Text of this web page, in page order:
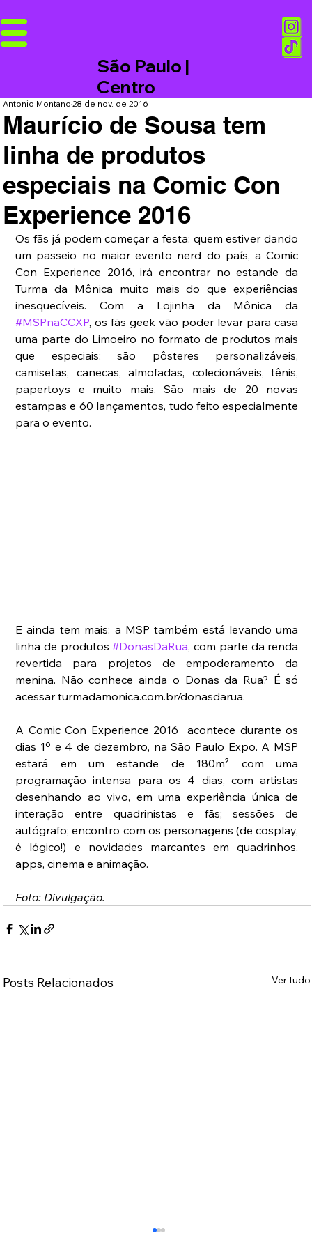
São Paulo |
Centro
Maurício de Sousa tem
linha de produtos
especiais na Comic Con
Experience 2016
Antonio Montano28 de nov. de 2016
Os fãs já podem começar a festa: quem estiver dando
um passeio no maior evento nerd do país, a Comic
Con Experience 2016, irá encontrar no estande da
Turma da Mônica muito mais do que experiências
#MSPnaCCXP, os fãs geek vão poder levar para casa
uma parte do Limoeiro no formato de produtos mais
que especiais: são pôsteres personalizáveis,
camisetas, canecas, almofadas, colecionáveis, tênis,
papertoys e muito mais. São mais de 20 novas
estampas e 60 lançamentos, tudo feito especialmente
para o evento.
E ainda tem mais: a MSP também está levando uma
linha de produtos #DonasDaRua, com parte da renda
revertida para projetos de empoderamento da
menina. Não conhece ainda o Donas da Rua? É só
acessar turmadamonica.com.br/donasdarua.
A Comic Con Experience 2016  acontece durante os
dias 1º e 4 de dezembro, na São Paulo Expo. A MSP
estará em um estande de 180m² com uma
programação intensa para os 4 dias, com artistas
desenhando ao vivo, em uma experiência única de
interação entre quadrinistas e fãs; sessões de
autógrafo; encontro com os personagens (de cosplay,
é lógico!) e novidades marcantes em quadrinhos,
apps, cinema e animação.
Foto: Divulgação.
Posts Relacionados Ver tudo